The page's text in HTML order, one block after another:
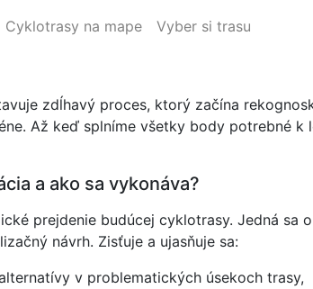
Cyklotrasy na mape Vyber si trasu
zdĺhavý proces, ktorý začína
Až keď splníme všetky body potrebné k
a ako sa vykonáva?
prejdenie budúcej cyklotrasy. Jedná sa
návrh. Zisťuje a ujasňuje sa:
v problematických úsekoch trasy,